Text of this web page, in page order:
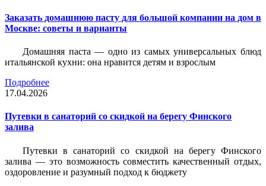
Заказать домашнюю пасту для большой компании на дом в
Москве: советы и варианты
Домашняя паста — одно из самых универсальных блюд
итальянской кухни: она нравится детям и взрослым
Подробнее
17.04.2026
Путевки в санаторий со скидкой на берегу Финского
залива
Путевки в санаторий со скидкой на берегу Финского
залива — это возможность совместить качественный отдых,
оздоровление и разумный подход к бюджету